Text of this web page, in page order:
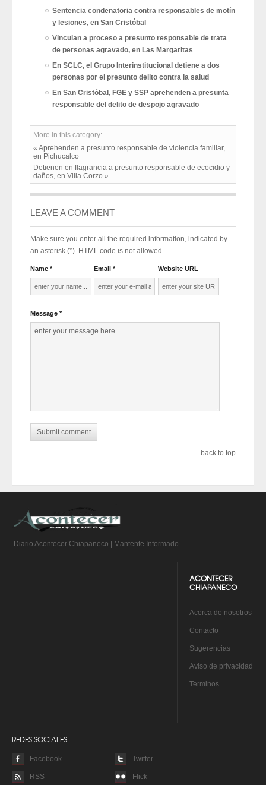
Sentencia condenatoria contra responsables de motín
y lesiones, en San Cristóbal
Vinculan a proceso a presunto responsable de trata
de personas agravado, en Las Margaritas
En SCLC, el Grupo Interinstitucional detiene a dos
personas por el presunto delito contra la salud
En San Cristóbal, FGE y SSP aprehenden a presunta
responsable del delito de despojo agravado
More in this category:
« Aprehenden a presunto responsable de violencia familiar,
en Pichucalco
Detienen en flagrancia a presunto responsable de ecocidio y
daños, en Villa Corzo »
LEAVE A COMMENT
Make sure you enter all the required information, indicated by
an asterisk (*). HTML code is not allowed.
Name * Email * Website URL
Message *
back to top
Diario Acontecer Chiapaneco | Mantente Informado.
ACONTECER
CHIAPANECO
Acerca de nosotros
Contacto
Sugerencias
Aviso de privacidad
Terminos
REDES SOCIALES
Facebook Twitter
RSS Flick